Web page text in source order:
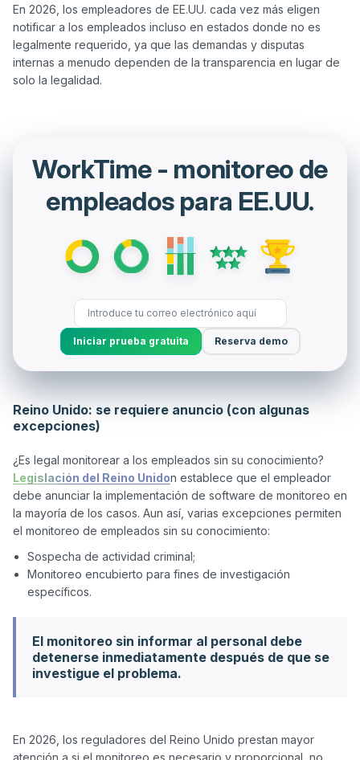
En 2026, los empleadores de EE.UU. cada vez más eligen
notificar a los empleados incluso en estados donde no es
legalmente requerido, ya que las demandas y disputas
internas a menudo dependen de la transparencia en lugar de
WorkTime - monitoreo de
empleados para EE.UU.
Iniciar prueba gratuita Reserva demo
Reino Unido: se requiere anuncio (con algunas
excepciones)
Legislación del Reino Unidon establece que el empleador
debe anunciar la implementación de software de monitoreo en
la mayoría de los casos. Aun así, varias excepciones permiten
Sospecha de actividad criminal;
Monitoreo encubierto para fines de investigación
específicos.
El monitoreo sin informar al personal debe
detenerse inmediatamente después de que se
investigue el problema.
En 2026, los reguladores del Reino Unido prestan mayor